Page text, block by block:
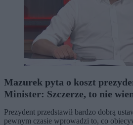
Mazurek pyta o koszt
Minister: Szczerze, to nie
Prezydent przedstawił bardzo dobrą
pewnym czasie wprowadzi to, co